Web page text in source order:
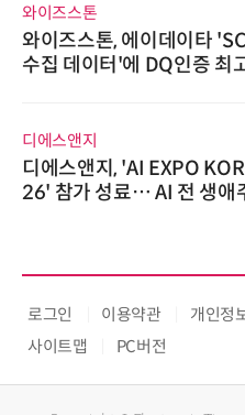
와이즈스톤
와이즈스톤, 에이데이타
수집 데이터'에 DQ인증 최
디에스앤지
디에스앤지, 'AI EXPO
26' 참가 성료… AI 전 생애
로그인 이용약관 개인정
사이트맵
PC버전